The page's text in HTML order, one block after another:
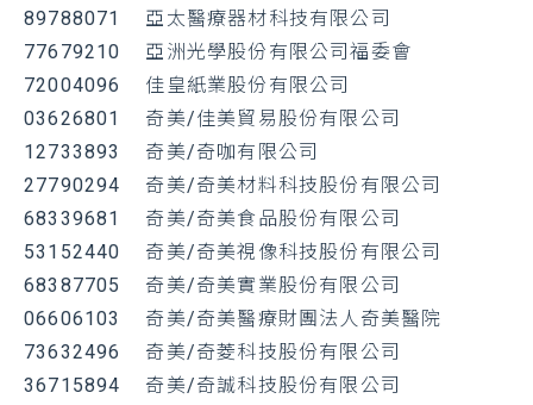
89788071 亞太醫療器材科技有限公司
77679210 亞洲光學股份有限公司福委會
72004096 佳皇紙業股份有限公司
03626801 奇美/佳美貿易股份有限公司
12733893 奇美/奇咖有限公司
27790294 奇美/奇美材料科技股份有限公司
68339681 奇美/奇美食品股份有限公司
53152440 奇美/奇美視像科技股份有限公司
68387705 奇美/奇美實業股份有限公司
06606103 奇美/奇美醫療財團法人奇美醫院
73632496 奇美/奇菱科技股份有限公司
36715894 奇美/奇誠科技股份有限公司